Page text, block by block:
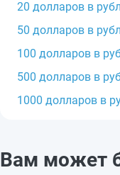
20 долларов в
50 долларов в
100 долларов в
500 долларов в
1000 долларов в
Вам может